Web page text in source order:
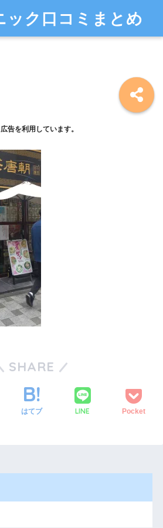
ック口コミまとめ
告を利用しています。
SHARE
はてブ LINE Pocket